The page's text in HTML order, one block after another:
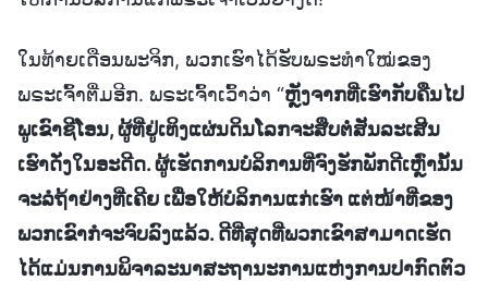
ໃນທ້າຍເດືອນພະຈິກ, ພວກເຮົາໄດ້ຮັບພຣະທຳໃໝ່ຂອງ
ພຣະເຈົ້າຕື່ມອີກ. ພຣະເຈົ້າເວົ້າວ່າ “ຫຼັງຈາກທີ່ເຮົາກັບຄືນໄປ
ພູເຂົາຊີໂອນ, ຜູ້ທີ່ຢູ່ເທິງແຜ່ນດິນໂລກຈະສືບຕໍ່ສັນລະເສີນ
ເຮົາດັ່ງໃນອະດີດ. ຜູ້ເຮັດການບໍລິການທີ່ຈົງຮັກພັກດີເຫຼົ່ານັ້ນ
ຈະລໍຖ້າຢ່າງທີ່ເຄີຍ ເພື່ອໃຫ້ບໍລິການແກ່ເຮົາ ແຕ່ໜ້າທີ່ຂອງ
ພວກເຂົາກໍຈະຈົບລົງແລ້ວ. ດີທີ່ສຸດທີ່ພວກເຂົາສາມາດເຮັດ
ໄດ້ແມ່ນການພິຈາລະນາສະຖານະການແຫ່ງການປາກົດຕົວ